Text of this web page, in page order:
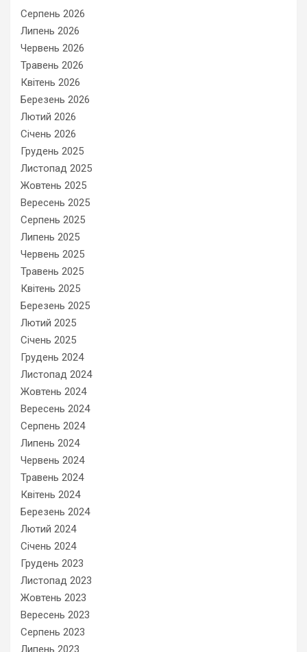
Серпень 2026
Липень 2026
Червень 2026
Травень 2026
Квітень 2026
Березень 2026
Лютий 2026
Січень 2026
Грудень 2025
Листопад 2025
Жовтень 2025
Вересень 2025
Серпень 2025
Липень 2025
Червень 2025
Травень 2025
Квітень 2025
Березень 2025
Лютий 2025
Січень 2025
Грудень 2024
Листопад 2024
Жовтень 2024
Вересень 2024
Серпень 2024
Липень 2024
Червень 2024
Травень 2024
Квітень 2024
Березень 2024
Лютий 2024
Січень 2024
Грудень 2023
Листопад 2023
Жовтень 2023
Вересень 2023
Серпень 2023
Липень 2023